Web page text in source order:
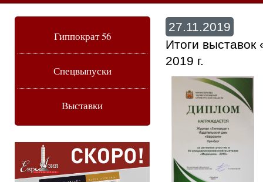
Гиппократ 56
Спецвыпуски
Выставки
27.11.2019
Итоги
2019 г.